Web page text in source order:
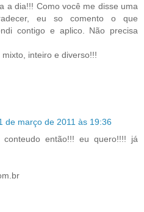
a dia!!! Como você me disse uma
eu so comento o que
contigo e aplico. Não precisa
inteiro e diverso!!!
de março de 2011 às 19:36
então!!! eu quero!!!! já